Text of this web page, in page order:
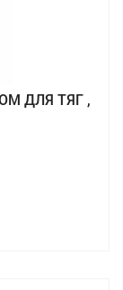
ДЛЯ ТЯГ ,